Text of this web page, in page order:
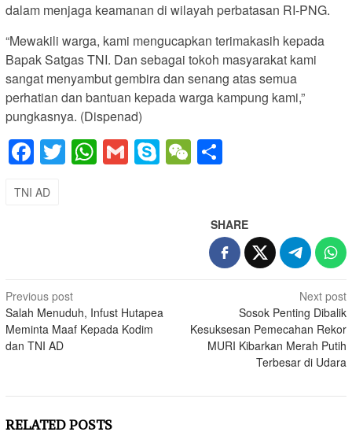
dalam menjaga keamanan di wilayah perbatasan RI-PNG.
“Mewakili warga, kami mengucapkan terimakasih kepada
Bapak Satgas TNI. Dan sebagai tokoh masyarakat kami
sangat menyambut gembira dan senang atas semua
perhatian dan bantuan kepada warga kampung kami,”
pungkasnya. (Dispenad)
Facebook
Twitter
WhatsApp
GmailSkypeWeChat
TNI AD
SHARE
Post
navigation
Previous post
Salah Menuduh, Infust Hutapea
Meminta Maaf Kepada Kodim
dan TNI AD
Next post
Sosok Penting Dibalik
Kesuksesan Pemecahan Rekor
MURI Kibarkan Merah Putih
Terbesar di Udara
RELATED POSTS